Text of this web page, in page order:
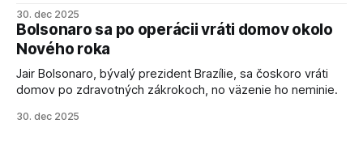
schopnosti. Informovali o tom štátne médiá KĽDR, na ktoré
sa odvoláva agentúra AFP.
30. dec 2025
Bolsonaro sa po operácii vráti domov okolo
Nového roka
Jair Bolsonaro, bývalý prezident Brazílie, sa čoskoro vráti
domov po zdravotných zákrokoch, no väzenie ho neminie.
30. dec 2025